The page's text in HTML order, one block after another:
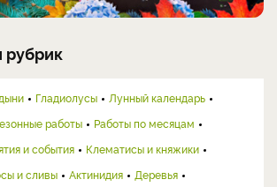
рубрик
Гладиолусы
Лунный календарь
работы
Работы по месяцам
и события
Клематисы и княжики
и сливы Актинидия
Деревья